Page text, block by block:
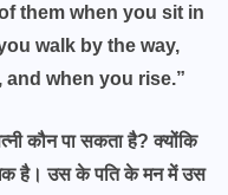
them when you sit in
walk by the way,
when you rise.”
कौन पा सकता है? क्योंकि
है। उस के पति के मन में उस